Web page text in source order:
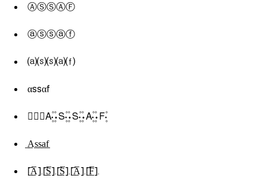
ⒶⓈⓈⒶⒻ
ⓐⓢⓢⓐⓕ
⒜⒮⒮⒜⒡
αssαf
۰۪۫A۪۫۰۰۪۫S۪۫۰۰۪۫S۪۫۰۰۪۫A۪۫۰۰۪۫F۪۫۰
̲A̲s̲s̲a̲f̲
[̲̅A̲̅].[̲̅S̲̅].[̲̅S̲̅].[̲̅A̲̅].[̲̅F̲̅].